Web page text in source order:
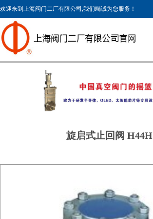
欢迎来到上海阀门二厂有限公司,我们竭诚为您服务！
> 产品展示 > 压力阀门 > 止回阀 >
旋启式止回阀 H44H